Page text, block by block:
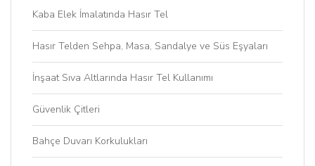
Kaba Elek İmalatında Hasır Tel
Hasır Telden Sehpa, Masa, Sandalye ve Süs Eşyaları
İnşaat Sıva Altlarında Hasır Tel Kullanımı
Güvenlik Çitleri
Bahçe Duvarı Korkulukları